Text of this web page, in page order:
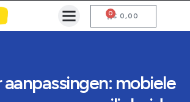
€ 0,00
0
mobiele